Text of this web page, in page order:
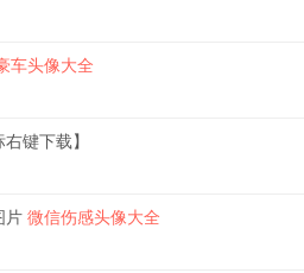
车头像大全
键下载】
片 微信伤感头像大全